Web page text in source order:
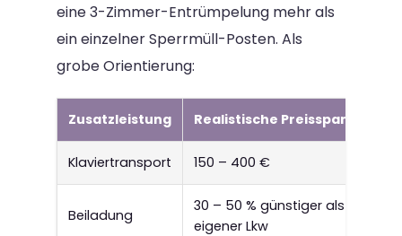
eine 3-Zimmer-Entrümpelung mehr als
ein einzelner Sperrmüll-Posten. Als
grobe Orientierung:
Zusatzleistung Realistische Preisspanne
Klaviertransport 150 – 400 €
Beiladung
30 – 50 % günstiger als ein
eigener Lkw